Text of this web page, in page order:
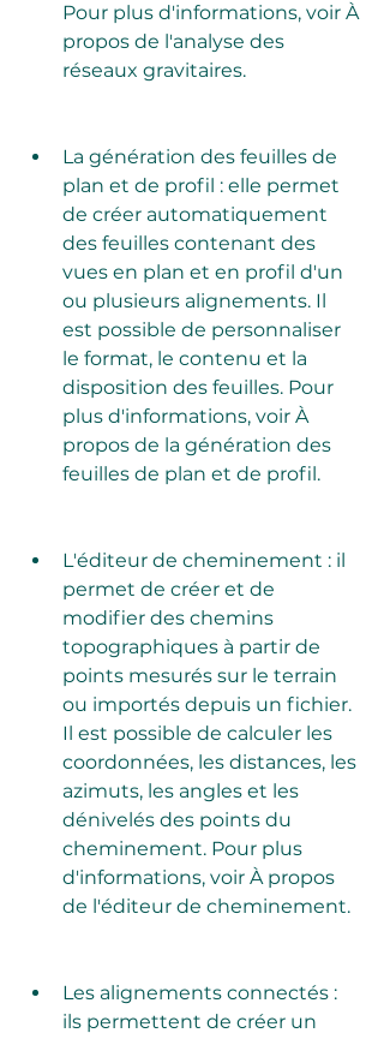
Pour plus d'informations, voir À
propos de l'analyse des
réseaux gravitaires.
La génération des feuilles de
plan et de profil : elle permet
de créer automatiquement
des feuilles contenant des
vues en plan et en profil d'un
ou plusieurs alignements. Il
est possible de personnaliser
le format, le contenu et la
disposition des feuilles. Pour
plus d'informations, voir À
propos de la génération des
feuilles de plan et de profil.
L'éditeur de cheminement : il
permet de créer et de
modifier des chemins
topographiques à partir de
points mesurés sur le terrain
ou importés depuis un fichier.
Il est possible de calculer les
coordonnées, les distances, les
azimuts, les angles et les
dénivelés des points du
cheminement. Pour plus
d'informations, voir À propos
de l'éditeur de cheminement.
Les alignements connectés :
ils permettent de créer un